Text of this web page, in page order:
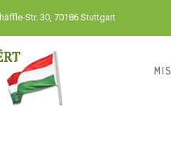
Str. 30, 70186 Stuttgart